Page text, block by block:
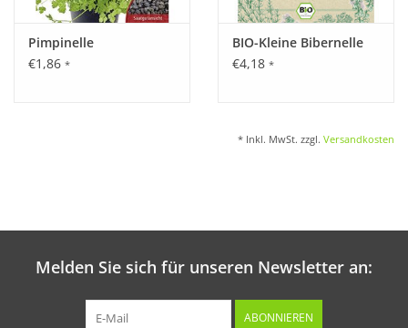
Pimpinelle
€1,86 *
BIO-Kleine Bibernelle
€4,18 *
* Inkl. MwSt. zzgl. Versandkosten
Melden Sie sich für unseren Newsletter an:
ABONNIEREN